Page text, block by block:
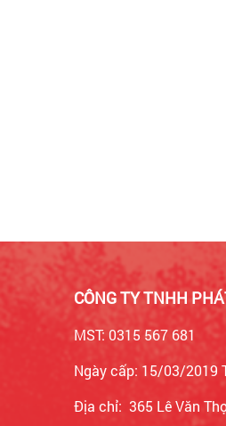
CÔNG TY TNHH
MST: 0315 567 681
Ngày cấp: 15/03/2019
Địa chỉ: 365 Lê Văn